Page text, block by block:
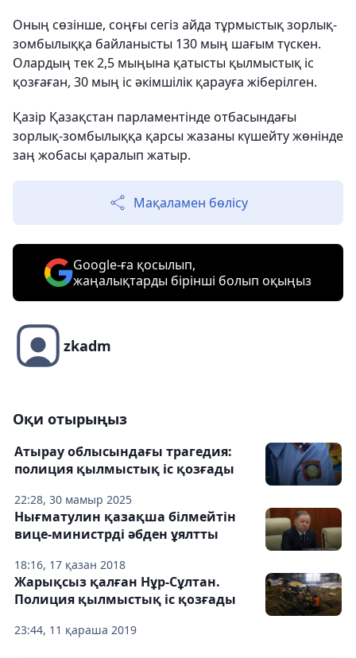
Оның сөзінше, соңғы сегіз айда тұрмыстық зорлық-
зомбылыққа байланысты 130 мың шағым түскен.
Олардың тек 2,5 мыңына қатысты қылмыстық іс
қозғаған, 30 мың іс әкімшілік қарауға жіберілген.
Қазір Қазақстан парламентінде отбасындағы
зорлық-зомбылыққа қарсы жазаны күшейту жөнінде
заң жобасы қаралып жатыр.
Мақаламен бөлісу
Google-ға қосылып,
жаңалықтарды бірінші болып оқыңыз
zkadm
Оқи отырыңыз
22:28, 30 мамыр 2025
Атырау облысындағы трагедия:
полиция қылмыстық іс қозғады
18:16, 17 қазан 2018
Нығматулин қазақша білмейтін
вице-министрді әбден ұялтты
23:44, 11 қараша 2019
Жарықсыз қалған Нұр-Сұлтан.
Полиция қылмыстық іс қозғады